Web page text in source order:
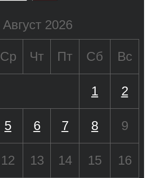
Август 2026
Ср Чт Пт Сб Вс
1 2
5 6 7 8 9
12 13 14 15 16